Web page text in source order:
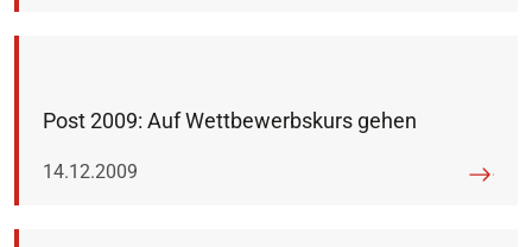
Post 2009: Auf Wettbewerbskurs gehen
Veröffentlicht am:
14.12.2009